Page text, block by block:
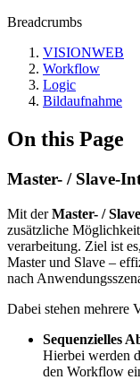
Breadcrumbs
VISIONWEB
Workflow
Logic
Bildaufnahme
On this Page
Master- / Slave-
Mit derMaster- /
zusätzliche
verarbeitung. Ziel ist
Master und Slave –
nach
Dabei stehen mehrere
Sequenzielles
Hierbei werden
den Workflow